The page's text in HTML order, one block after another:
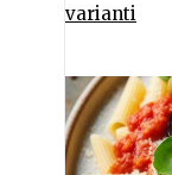
varianti